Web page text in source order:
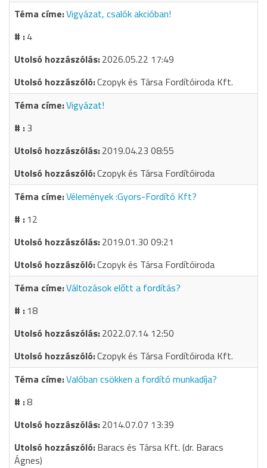
Vigyázat, csalók akcióban!
4
2026.05.22 17:49
Czopyk és Társa Fordítóiroda Kft.
Vigyázat!
3
2019.04.23 08:55
Czopyk és Társa Fordítóiroda
Vélemények :Gyors-Fordító Kft?
12
2019.01.30 09:21
Czopyk és Társa Fordítóiroda
Változások előtt a fordítás?
18
2022.07.14 12:50
Czopyk és Társa Fordítóiroda Kft.
Valóban csökken a fordító munkadíja?
8
2014.07.07 13:39
Baracs és Társa Kft. (dr. Baracs
Ágnes)